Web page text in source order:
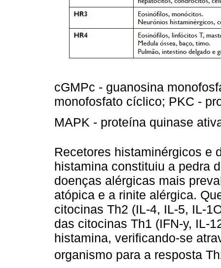
cGMPc - guanosina
monofosfato cíclico; PKC -
MAPK - proteína quinase
Recetores histaminérgicos e
histamina constituiu a pedra
doenças alérgicas mais
atópica e a rinite alérgica.
citocinas Th2 (IL-4, IL-5, IL-
das citocinas Th1 (IFN-y, IL-
histamina, verificando-se
organismo para a resposta